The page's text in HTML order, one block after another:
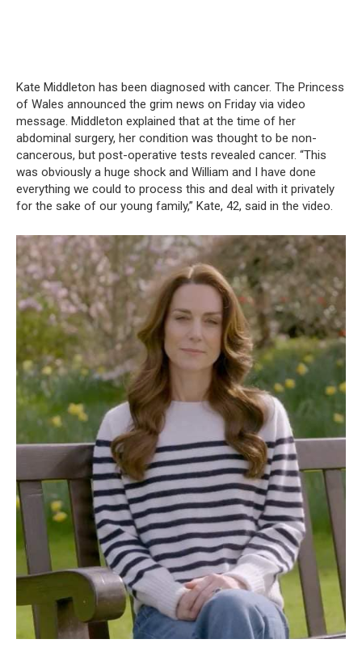
Kate Middleton has been diagnosed with cancer. The Princess
of Wales announced the grim news on Friday via video
message. Middleton explained that at the time of her
abdominal surgery, her condition was thought to be non-
cancerous, but post-operative tests revealed cancer. “This
was obviously a huge shock and William and I have done
everything we could to process this and deal with it privately
for the sake of our young family,” Kate, 42, said in the video.